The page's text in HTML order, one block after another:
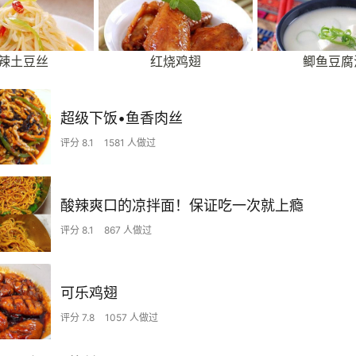
土豆丝 红烧鸡翅 鲫鱼豆
超级下饭•鱼香肉丝
评分 8.1 1581 人做过
酸辣爽口的凉拌面！保证吃一次就上瘾
评分 8.1 867 人做过
可乐鸡翅
评分 7.8 1057 人做过